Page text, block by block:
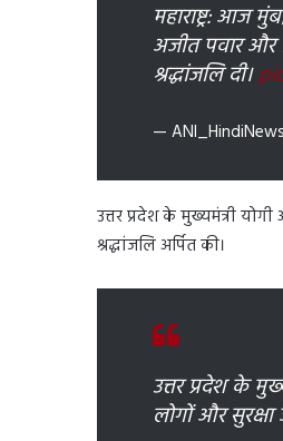
महाराष्ट्र: आज
अजीत पवार और
श्रद्धांजलि दी।
—
उत्तर प्रदेश के मुख्यमंत्री
श्रद्धांजलि अर्पित की।
उत्तर प्रदेश के
लोगों और सुरक्षा